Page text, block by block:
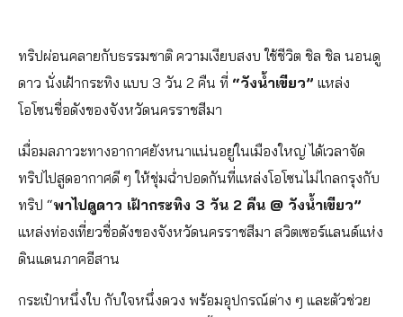
ทริปผ่อนคลายกับธรรมชาติ ความเงียบสงบ ใช้ชีวิต ชิล ชิล นอนดู
ดาว นั่งเฝ้ากระทิง แบบ 3 วัน 2 คืน ที่ “วังน้ำเขียว” แหล่ง
โอโซนชื่อดังของจังหวัดนครราชสีมา
เมื่อมลภาวะทางอากาศยังหนาแน่นอยู่ในเมืองใหญ่ ได้เวลาจัด
ทริปไปสูดอากาศดี ๆ ให้ชุ่มฉ่ำปอดกันที่แหล่งโอโซนไม่ไกลกรุงกับ
ทริป “พาไปดูดาว เฝ้ากระทิง 3 วัน 2 คืน @ วังน้ำเขียว”
แหล่งท่องเที่ยวชื่อดังของจังหวัดนครราชสีมา สวิตเซอร์แลนด์แห่ง
ดินแดนภาคอีสาน
กระเป๋าหนึ่งใบ กับใจหนึ่งดวง พร้อมอุปกรณ์ต่าง ๆ และตัวช่วย